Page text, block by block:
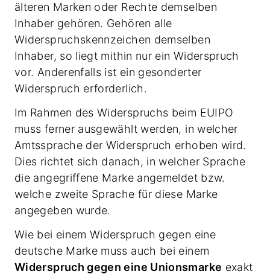
älteren Marken oder Rechte demselben
Inhaber gehören. Gehören alle
Widerspruchskennzeichen demselben
Inhaber, so liegt mithin nur ein Widerspruch
vor. Anderenfalls ist ein gesonderter
Widerspruch erforderlich.
Im Rahmen des Widerspruchs beim EUIPO
muss ferner ausgewählt werden, in welcher
Amtssprache der Widerspruch erhoben wird.
Dies richtet sich danach, in welcher Sprache
die angegriffene Marke angemeldet bzw.
welche zweite Sprache für diese Marke
angegeben wurde.
Wie bei einem Widerspruch gegen eine
deutsche Marke muss auch bei einem
Widerspruch gegen eine Unionsmarke exakt